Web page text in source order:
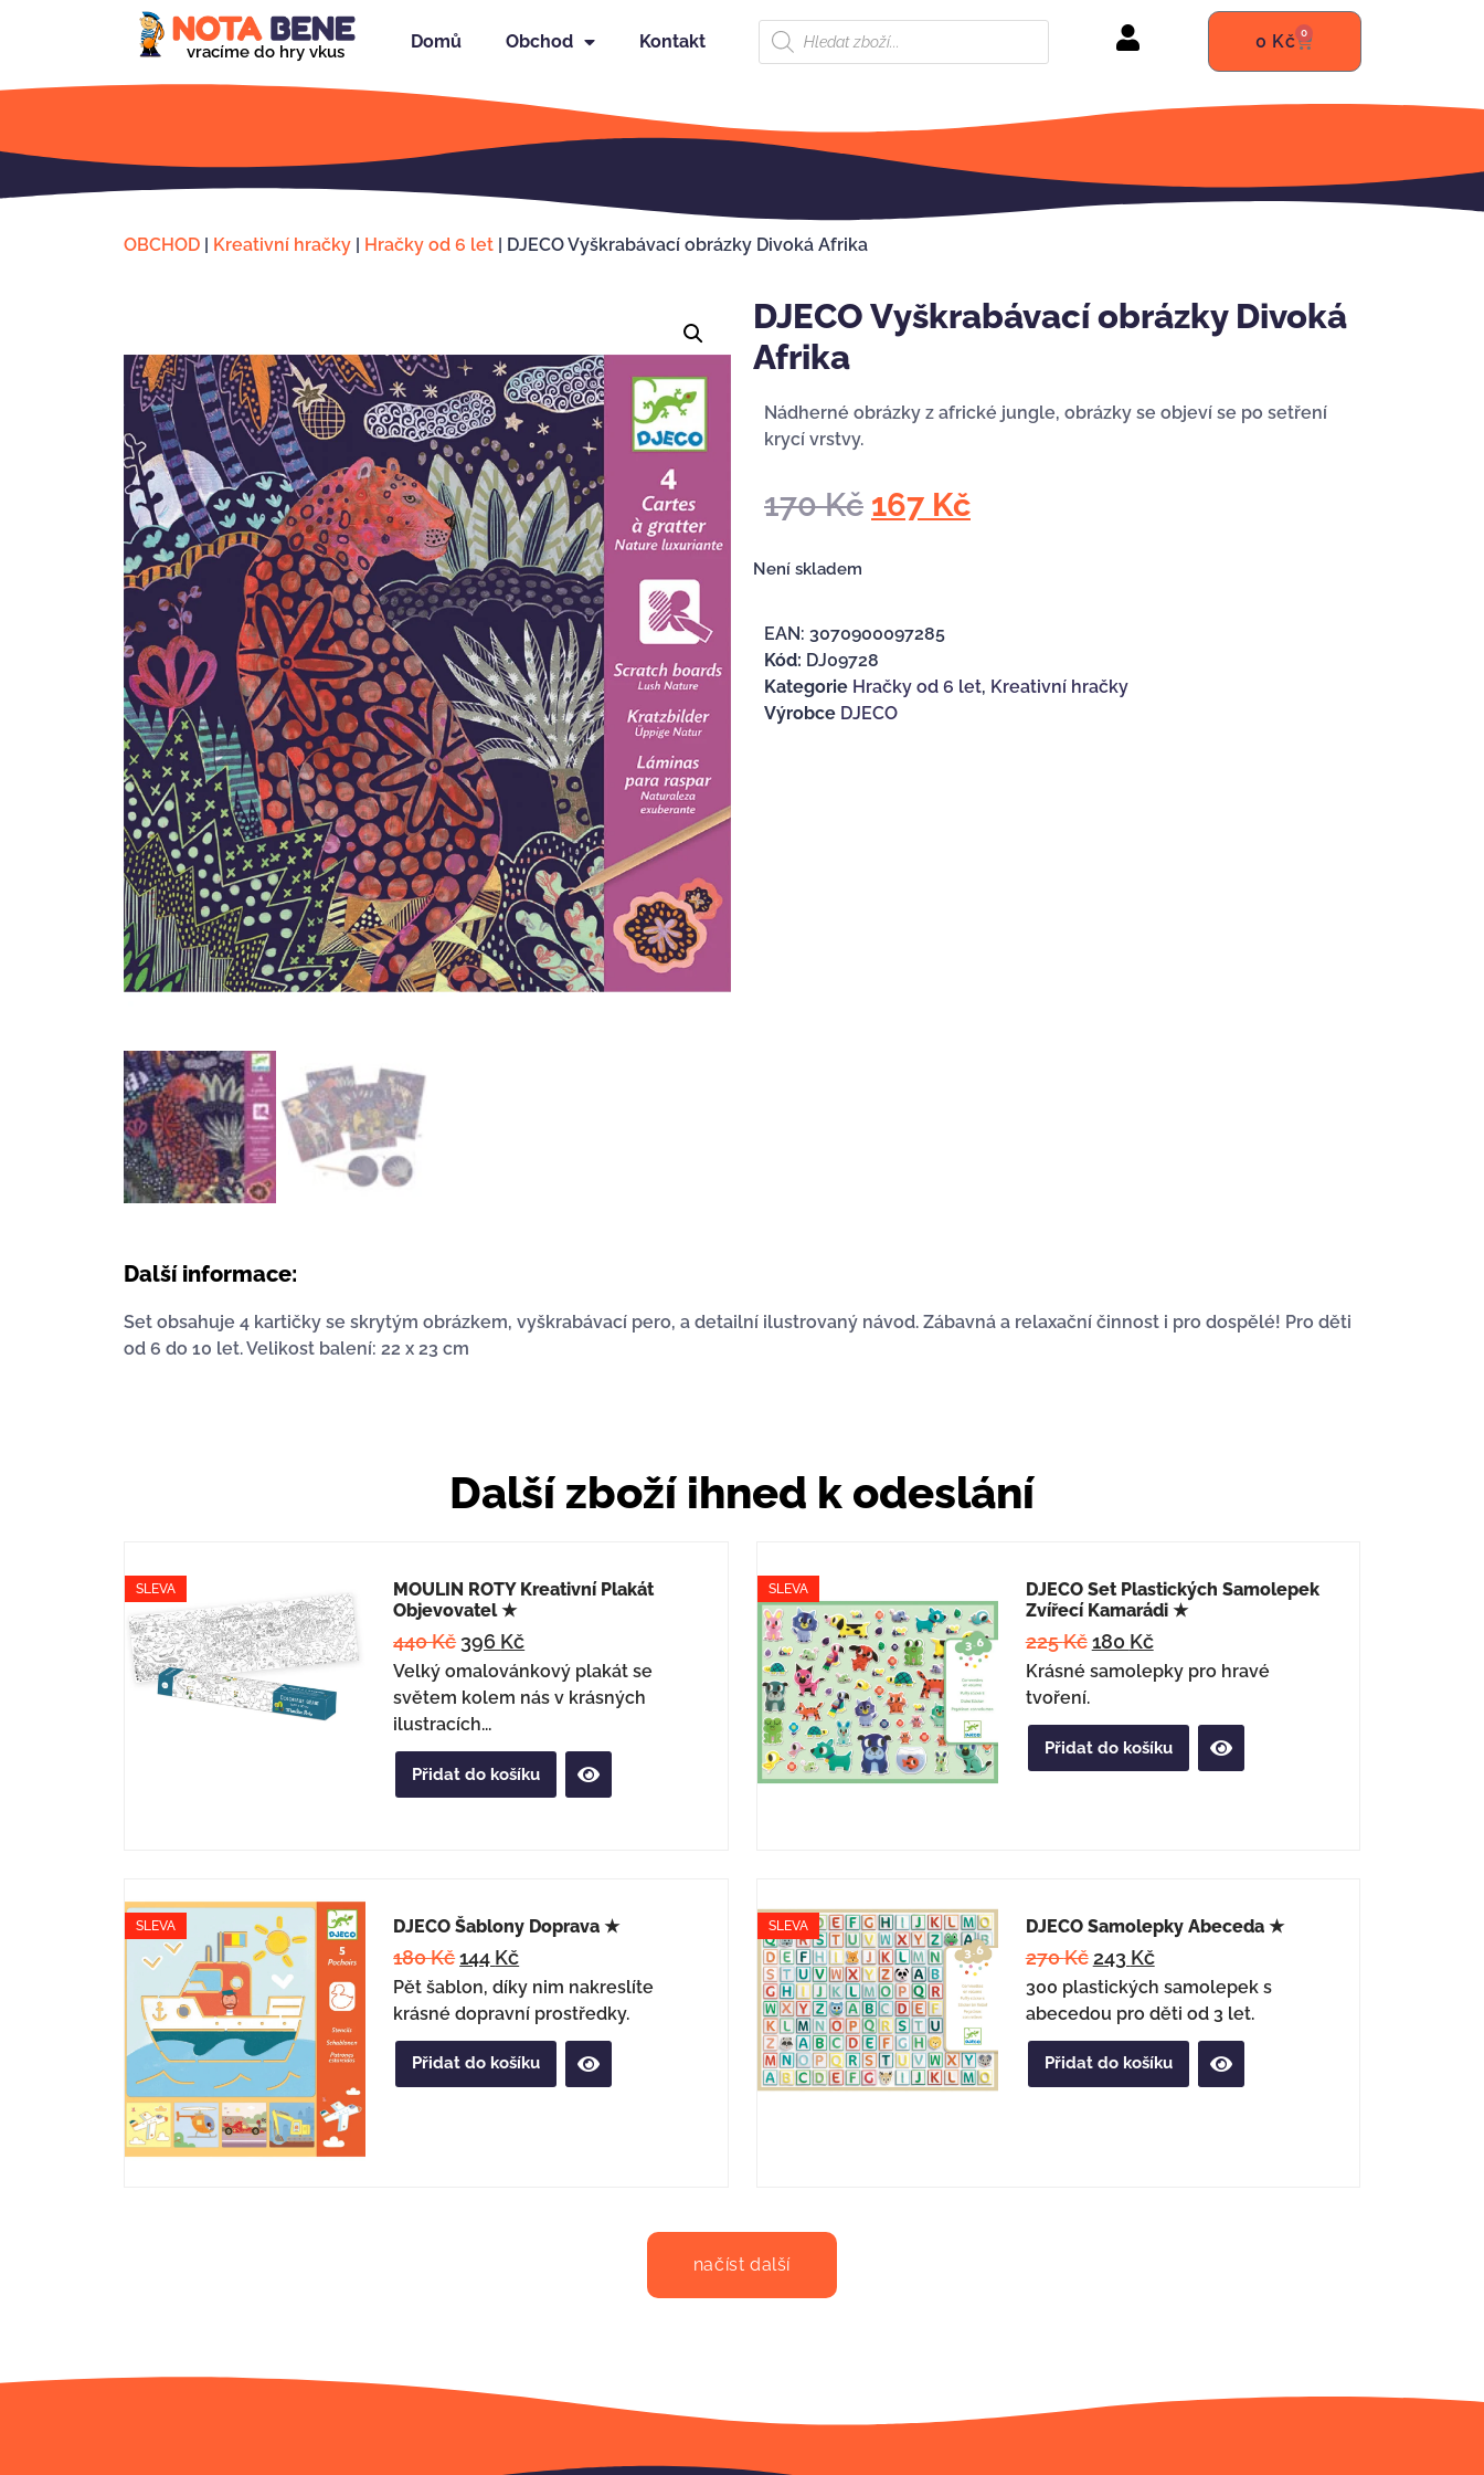
vracíme do hry vkus
Domů Obchod Kontakt 0 Kč 0
OBCHOD | Kreativní hračky | Hračky od 6 let | DJECO Vyškrabávací obrázky Divoká Afrika
DJECO Vyškrabávací obrázky Divoká
Afrika
Nádherné obrázky z africké jungle, obrázky se objeví se po setření
krycí vrstvy.
170Kč 167 Kč
Není skladem
EAN: 3070900097285
Kód: DJ09728
Kategorie Hračky od 6 let, Kreativní hračky
Výrobce DJECO
Další informace:
Set obsahuje 4 kartičky se skrytým obrázkem, vyškrabávací pero, a detailní ilustrovaný návod. Zábavná a relaxační činnost i pro dospělé! Pro děti
od 6 do 10 let. Velikost balení: 22 x 23 cm
Další zboží ihned k odeslání
SLEVA
MOULIN ROTY Kreativní Plakát
Objevovatel ★
440Kč 396 Kč
Velký omalovánkový plakát se
světem kolem nás v krásných
ilustracích...
Přidat do košíku
SLEVA
DJECO Set Plastických Samolepek
Zvířecí Kamarádi ★
225Kč 180 Kč
Krásné samolepky pro hravé
tvoření.
Přidat do košíku
SLEVA DJECO Šablony Doprava ★
180Kč144 Kč
Pět šablon, díky nim nakreslíte
krásné dopravní prostředky.
Přidat do košíku
SLEVA DJECO Samolepky Abeceda ★
270Kč 243 Kč
300 plastických samolepek s
abecedou pro děti od 3 let.
Přidat do košíku
načíst další